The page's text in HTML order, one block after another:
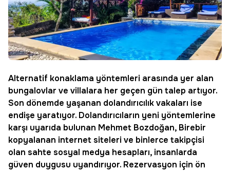
Alternatif konaklama yöntemleri arasında yer alan
bungalovlar ve villalara her geçen gün talep artıyor.
Son dönemde yaşanan dolandırıcılık vakaları ise
endişe yaratıyor. Dolandırıcıların yeni yöntemlerine
karşı uyarıda bulunan Mehmet Bozdoğan, Birebir
kopyalanan internet siteleri ve binlerce takipçisi
olan sahte sosyal medya hesapları, insanlarda
güven duygusu uyandırıyor. Rezervasyon için ön